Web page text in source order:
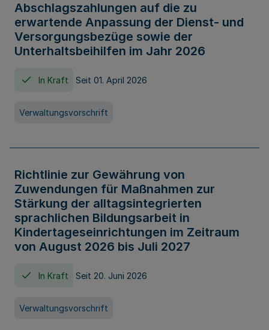
Abschlagszahlungen auf die zu
erwartende Anpassung der Dienst- und
Versorgungsbezüge sowie der
Unterhaltsbeihilfen im Jahr 2026
In Kraft Seit 01. April 2026
Verwaltungsvorschrift
Richtlinie zur Gewährung von
Zuwendungen für Maßnahmen zur
Stärkung der alltagsintegrierten
sprachlichen Bildungsarbeit in
Kindertageseinrichtungen im Zeitraum
von August 2026 bis Juli 2027
In Kraft Seit 20. Juni 2026
Verwaltungsvorschrift